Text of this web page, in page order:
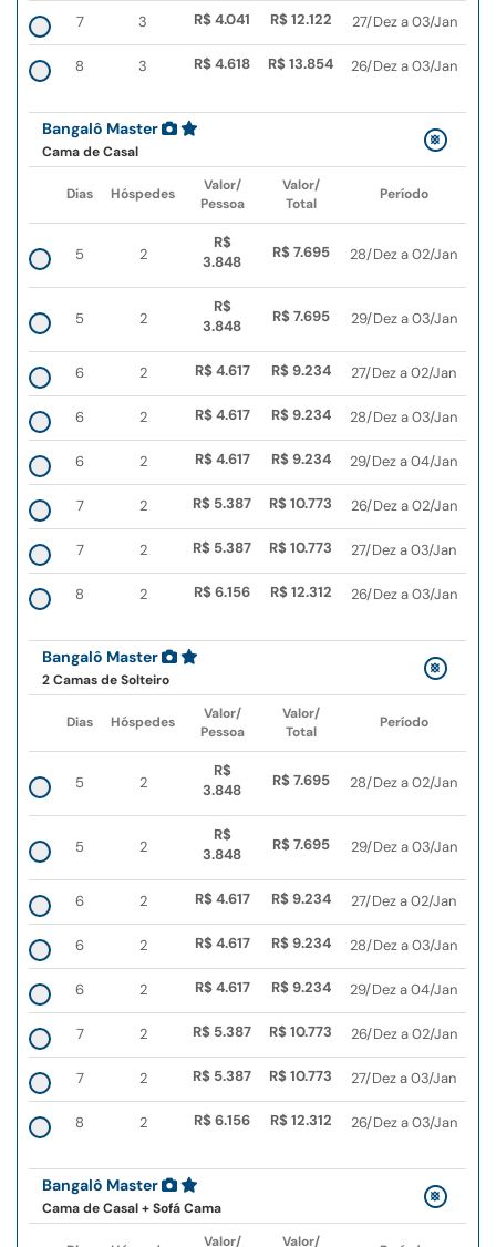
7 3 R$ 4.041 R$ 12.122 27/Dez a 03/Jan
8 3 R$ 4.618 R$ 13.854 26/Dez a 03/Jan
Bangalô Master
Cama de Casal
Dias Hóspedes
Valor/
Pessoa
Valor/
Total
Período
5 2
R$
3.848
R$ 7.695 28/Dez a 02/Jan
5 2
R$
3.848
R$ 7.695 29/Dez a 03/Jan
6 2 R$ 4.617 R$ 9.234 27/Dez a 02/Jan
6 2 R$ 4.617 R$ 9.234 28/Dez a 03/Jan
6 2 R$ 4.617 R$ 9.234 29/Dez a 04/Jan
7 2 R$ 5.387 R$ 10.773 26/Dez a 02/Jan
7 2 R$ 5.387 R$ 10.773 27/Dez a 03/Jan
8 2 R$ 6.156 R$ 12.312 26/Dez a 03/Jan
Bangalô Master
2 Camas de Solteiro
Dias Hóspedes
Valor/
Pessoa
Valor/
Total
Período
5 2
R$
3.848
R$ 7.695 28/Dez a 02/Jan
5 2
R$
3.848
R$ 7.695 29/Dez a 03/Jan
6 2 R$ 4.617 R$ 9.234 27/Dez a 02/Jan
6 2 R$ 4.617 R$ 9.234 28/Dez a 03/Jan
6 2 R$ 4.617 R$ 9.234 29/Dez a 04/Jan
7 2 R$ 5.387 R$ 10.773 26/Dez a 02/Jan
7 2 R$ 5.387 R$ 10.773 27/Dez a 03/Jan
8 2 R$ 6.156 R$ 12.312 26/Dez a 03/Jan
Bangalô Master
Cama de Casal + Sofá Cama
Valor/ Valor/